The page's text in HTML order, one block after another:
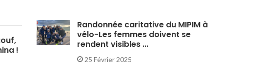
!
Randonnée caritative du MIPIM à
vélo-Les femmes doivent se
rendent visibles ...
25 Février 2025